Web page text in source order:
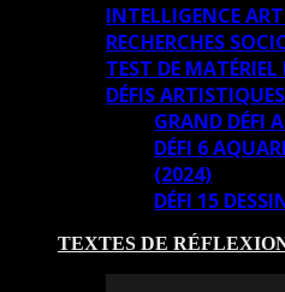
INTELLIGENCE
RECHERCHES
TEST DE
DÉFIS ARTISTIQUES
GRAND DÉFI
DÉFI 6
(2024)
DÉFI 15
TEXTES DE